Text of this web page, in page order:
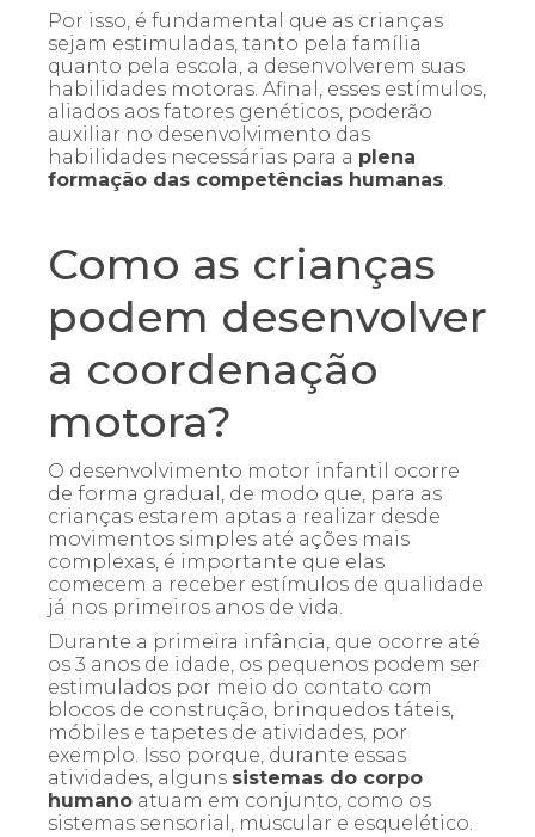
Por isso, é fundamental que as crianças
sejam estimuladas, tanto pela família
quanto pela escola, a desenvolverem suas
habilidades motoras. Afinal, esses estímulos,
aliados aos fatores genéticos, poderão
auxiliar no desenvolvimento das
habilidades necessárias para a plena
formação das competências humanas.
Como as crianças
podem desenvolver
a coordenação
motora?
O desenvolvimento motor infantil ocorre
de forma gradual, de modo que, para as
crianças estarem aptas a realizar desde
movimentos simples até ações mais
complexas, é importante que elas
comecem a receber estímulos de qualidade
já nos primeiros anos de vida.
Durante a primeira infância, que ocorre até
os 3 anos de idade, os pequenos podem ser
estimulados por meio do contato com
blocos de construção, brinquedos táteis,
móbiles e tapetes de atividades, por
exemplo. Isso porque, durante essas
atividades, alguns sistemas do corpo
humano atuam em conjunto, como os
sistemas sensorial, muscular e esquelético.